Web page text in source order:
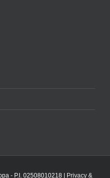
- P.I. 02508010218 | Privacy &